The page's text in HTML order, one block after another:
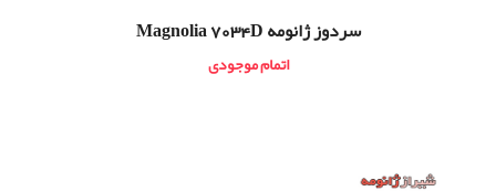
سردوز ژانومه Magnolia 7034D
اتمام موجودی